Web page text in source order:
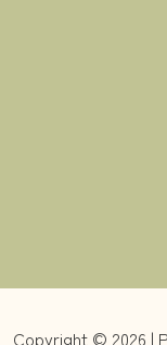
Copyright © 2026 |